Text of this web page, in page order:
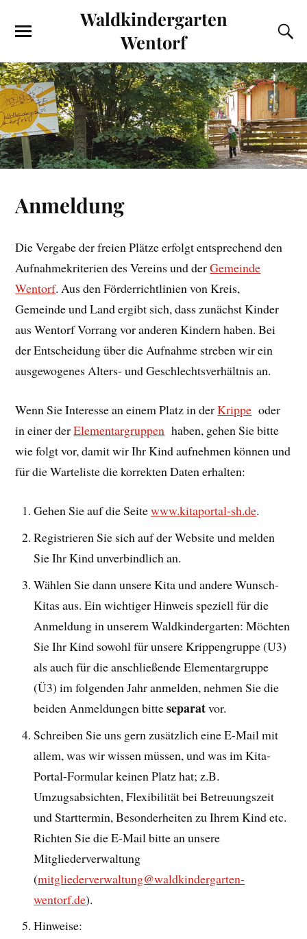
Waldkindergarten
Wentorf
Anmeldung
Die Vergabe der freien Plätze erfolgt entsprechend den
Aufnahmekriterien des Vereins und derGemeinde
Wentorf. Aus den Förderrichtlinien von Kreis,
Gemeinde und Land ergibt sich, dass zunächst Kinder
aus Wentorf Vorrang vor anderen Kindern haben. Bei
der Entscheidung über die Aufnahme streben wir ein
ausgewogenes Alters- und Geschlechtsverhältnis an.
Wenn Sie Interesse an einem Platz in derKrippe oder
in einer derElementargruppen haben, gehen Sie bitte
wie folgt vor, damit wir Ihr Kind aufnehmen können und
für die Warteliste die korrekten Daten erhalten:
Gehen Sie auf die Seitewww.kitaportal-sh.de.
Registrieren Sie sich auf der Website und melden
Sie Ihr Kind unverbindlich an.
Wählen Sie dann unsere Kita und andere Wunsch-
Kitas aus. Ein wichtiger Hinweis speziell für die
Anmeldung in unserem Waldkindergarten: Möchten
Sie Ihr Kind sowohl für unsere Krippengruppe (U3)
als auch für die anschließende Elementargruppe
(Ü3) im folgenden Jahr anmelden, nehmen Sie die
beiden Anmeldungen bitteseparatvor.
Schreiben Sie uns gern zusätzlich eine E-Mail mit
allem, was wir wissen müssen, und was im Kita-
Portal-Formular keinen Platz hat; z.B.
Umzugsabsichten, Flexibilität bei Betreuungszeit
und Starttermin, Besonderheiten zu Ihrem Kind etc.
Richten Sie die E-Mail bitte an unsere
Mitgliederverwaltung
(mitgliederverwaltung@waldkindergarten-
wentorf.de).
Hinweise: